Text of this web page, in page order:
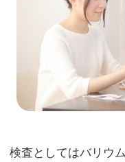
検査としてはバリウ